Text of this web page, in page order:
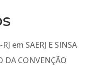
em SAERJ E SINSA
DA CONVENÇÃO